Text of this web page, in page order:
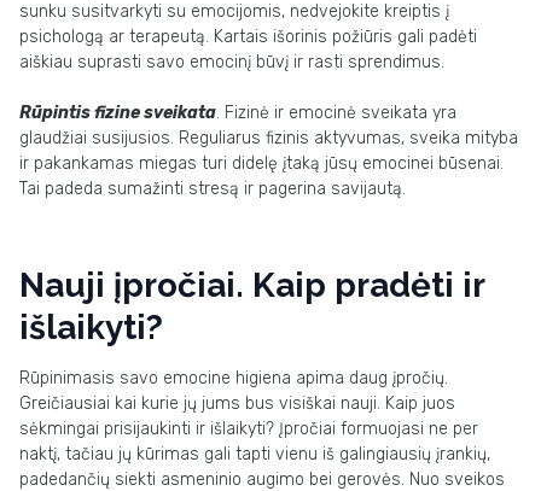
sunku susitvarkyti su emocijomis, nedvejokite kreiptis į
psichologą ar terapeutą. Kartais išorinis požiūris gali padėti
aiškiau suprasti savo emocinį būvį ir rasti sprendimus.
Rūpintis fizine sveikata. Fizinė ir emocinė sveikata yra
glaudžiai susijusios. Reguliarus fizinis aktyvumas, sveika mityba
ir pakankamas miegas turi didelę įtaką jūsų emocinei būsenai.
Tai padeda sumažinti stresą ir pagerina savijautą.
Nauji įpročiai. Kaip pradėti ir
išlaikyti?
Rūpinimasis savo emocine higiena apima daug įpročių.
Greičiausiai kai kurie jų jums bus visiškai nauji. Kaip juos
sėkmingai prisijaukinti ir išlaikyti? Įpročiai formuojasi ne per
naktį, tačiau jų kūrimas gali tapti vienu iš galingiausių įrankių,
padedančių siekti asmeninio augimo bei gerovės. Nuo sveikos